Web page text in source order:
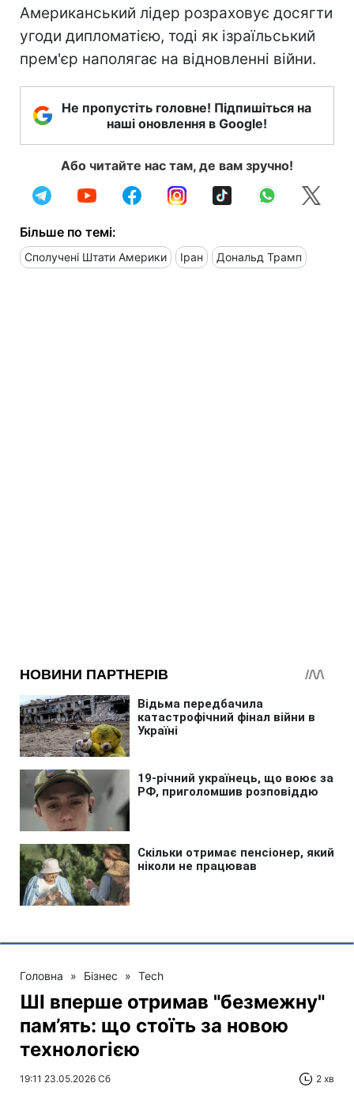
Американський лідер розраховує досягти
угоди дипломатією, тоді як ізраїльський
прем'єр наполягає на відновленні війни.
Не пропустіть головне! Підпишіться на
наші оновлення в Google!
Або читайте нас там, де вам зручно!
Більше по темі:
Сполучені Штати Америки Іран Дональд Трамп
Головна » Бізнес » Tech
ШІ вперше отримав "безмежну"
пам’ять: що стоїть за новою
технологією
19:11 23.05.2026 Сб 2 хв